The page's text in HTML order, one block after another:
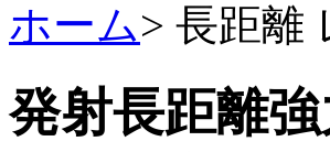
ホーム> 長距離
発射長距離